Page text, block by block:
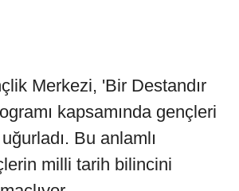
Merkezi, 'Bir Destandır
kapsamında gençleri
Bu anlamlı
milli tarih bilincini